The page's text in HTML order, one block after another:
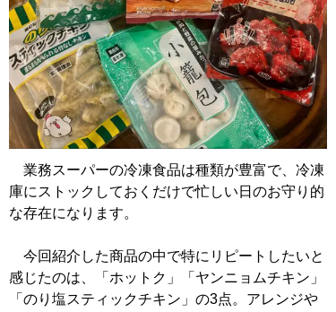
業務スーパーの冷凍食品は種類が豊富で、冷凍
庫にストックしておくだけで忙しい日のお守り的
な存在になります。
今回紹介した商品の中で特にリピートしたいと
感じたのは、「ホットク」「ヤンニョムチキン」
「のり塩スティックチキン」の3点。アレンジや